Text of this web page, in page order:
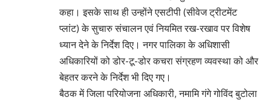
कहा। इसके साथ ही उन्होंने एसटीपी (सीवेज ट्रीटमेंट
प्लांट) के सुचारु संचालन एवं नियमित रख-रखाव पर विशेष
ध्यान देने के निर्देश दिए। नगर पालिका के अधिशासी
अधिकारियों को डोर-टू-डोर कचरा संग्रहण व्यवस्था को और
बेहतर करने के निर्देश भी दिए गए।
बैठक में जिला परियोजना अधिकारी, नमामि गंगे गोविंद बुटोला